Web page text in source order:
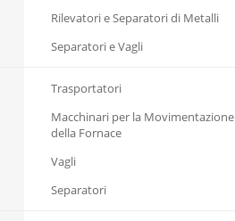
Rilevatori e Separatori di Metalli
Separatori e Vagli
Trasportatori
Macchinari per la Movimentazione
della Fornace
Vagli
Separatori